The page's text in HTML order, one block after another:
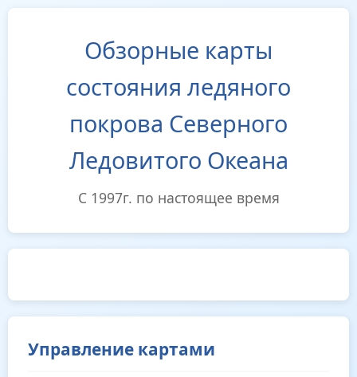
Обзорные карты
состояния ледяного
покрова Северного
Ледовитого Океана
С 1997г. по настоящее время
Управление картами